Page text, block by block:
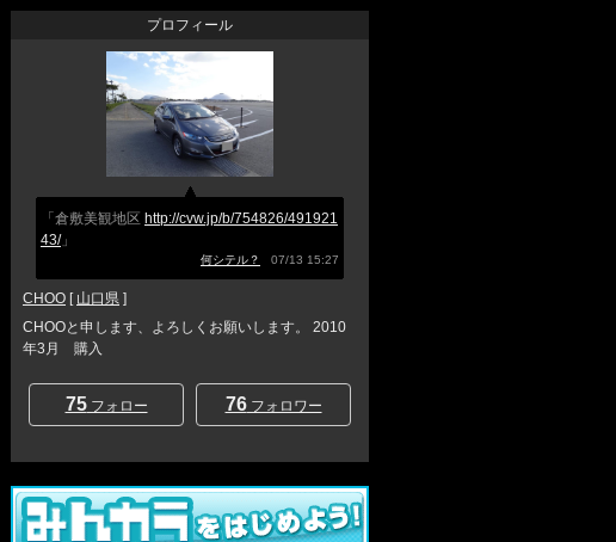
プロフィール
「倉敷美観地区 http://cvw.jp/b/754826/491921
43/」
何シテル？ 07/13 15:27
CHOO [ 山口県 ]
CHOOと申します、よろしくお願いします。 2010
年3月 購入
75フォロー 76フォロワー